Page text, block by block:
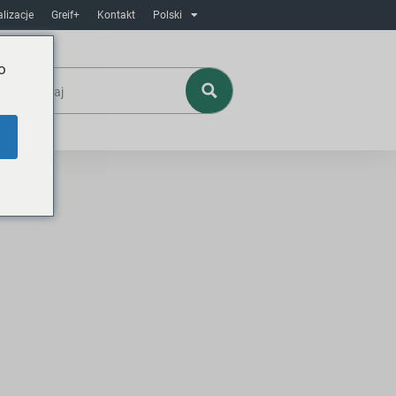
Greif+ Kontakt Polski